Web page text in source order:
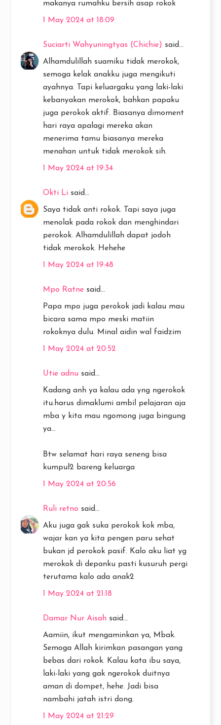
makanya rumahku bersih asap rokok
1 May 2024 at 18:09
Suciarti Wahyuningtyas (Chichie) said...
Alhamdulillah suamiku tidak merokok,
semoga kelak anakku juga mengikuti
ayahnya. Tapi keluargaku yang laki-laki
kebanyakan merokok, bahkan papaku
juga perokok aktif. Biasanya dimoment
hari raya apalagi mereka akan
menerima tamu biasanya mereka
menahan untuk tidak merokok sih.
1 May 2024 at 19:34
Okti Li said...
Saya tidak anti rokok. Tapi saya juga
menolak pada rokok dan menghindari
perokok. Alhamdulillah dapat jodoh
tidak merokok. Hehehe
1 May 2024 at 19:48
Mpo Ratne said...
Papa mpo juga perokok jadi kalau mau
bicara sama mpo meski matiin
rokoknya dulu. Minal aidin wal faidzim
1 May 2024 at 20:52
Utie adnu said...
Kadang anh ya kalau ada yng ngerokok
itu.harus dimaklumi ambil pelajaran aja
mba y kita mau ngomong juga bingung
ya...
Btw selamat hari raya seneng bisa
kumpul2 bareng keluarga
1 May 2024 at 20:56
Ruli retno said...
Aku juga gak suka perokok kok mba,
wajar kan ya kita pengen paru sehat
bukan jd perokok pasif. Kalo aku liat yg
merokok di depanku pasti kusuruh pergi
terutama kalo ada anak2
1 May 2024 at 21:18
Damar Nur Aisah said...
Aamiin, ikut mengaminkan ya, Mbak.
Semoga Allah kirimkan pasangan yang
bebas dari rokok. Kalau kata ibu saya,
laki-laki yang gak ngerokok duitnya
aman di dompet, hehe. Jadi bisa
nambahi jatah istri dong.
1 May 2024 at 21:29